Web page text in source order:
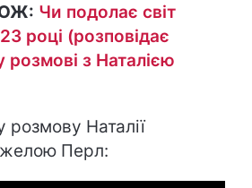
Чи подолає світ
році (розповідає
з Наталією
розмову Наталії
Перл: